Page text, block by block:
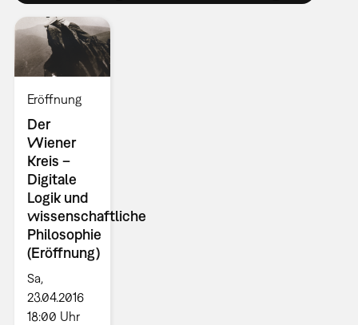
Eröffnung
Der
Wiener
Kreis –
Digitale
Logik und
wissenschaftliche
Philosophie
(Eröffnung)
Sa,
23.04.2016
18:00 Uhr